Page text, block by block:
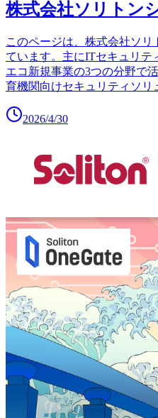
株式会社ソリトン
このページは、株式会社ソ
ています。主にITセキュリテ
エコ新規事業の3つの分野で
育機関向けセキュリティソリ
2026/4/30